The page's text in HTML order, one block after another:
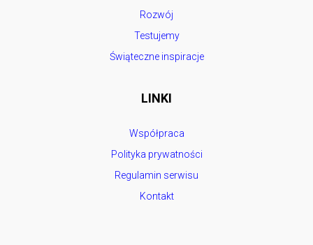
Rozwój
Testujemy
Świąteczne inspiracje
LINKI
Współpraca
Polityka prywatności
Regulamin serwisu
Kontakt